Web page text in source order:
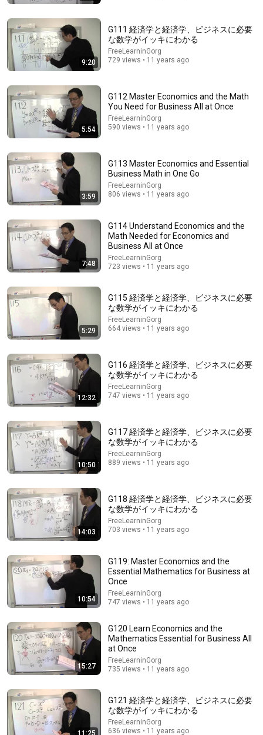
G1 経済学と経済学、ビジネスに必要な数学がイッキ
FreeLearninGorg 19K views
G190 経済学と経済学、ビジネスに必要な数学がイ
ッキにわかる
FreeLearninGorg • 860 views
26:17
石川秀樹先生「速習！マクロ経済学」第5回 三面等
価の原則 1/2（040）2nd edition 追加動画
Introduction to Economics "Lecture 3: Budget Lines
and Indifference Curves" Part 1: Overview of U...
はじめよう経済学
9:20
G111 経済学と経済学、ビジネスに必要
な数学がイッキにわかる
FreeLearninGorg
729 views • 11 years ago
5:54
G112 Master Economics and the Math
You Need for Business All at Once
FreeLearninGorg
590 views • 11 years ago
3:59
G113 Master Economics and Essential
Business Math in One Go
FreeLearninGorg
806 views • 11 years ago
7:48
G114 Understand Economics and the
Math Needed for Economics and
Business All at Once
FreeLearninGorg
723 views • 11 years ago
5:29
G115 経済学と経済学、ビジネスに必要
な数学がイッキにわかる
FreeLearninGorg
664 views • 11 years ago
12:32
G116 経済学と経済学、ビジネスに必要
な数学がイッキにわかる
FreeLearninGorg
747 views • 11 years ago
10:50
G117 経済学と経済学、ビジネスに必要
な数学がイッキにわかる
FreeLearninGorg
889 views • 11 years ago
14:03
G118 経済学と経済学、ビジネスに必要
な数学がイッキにわかる
FreeLearninGorg
703 views • 11 years ago
10:54
G119: Master Economics and the
Essential Mathematics for Business at
Once
FreeLearninGorg
747 views • 11 years ago
15:27
G120 Learn Economics and the
Mathematics Essential for Business All
at Once
FreeLearninGorg
735 views • 11 years ago
11:25
G121 経済学と経済学、ビジネスに必要
な数学がイッキにわかる
FreeLearninGorg
636 views • 11 years ago